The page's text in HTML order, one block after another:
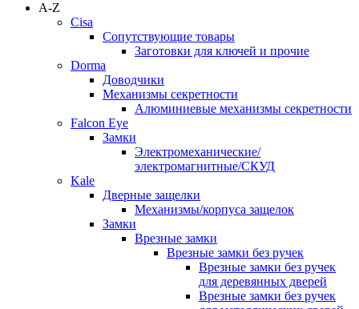
A-Z
Cisa
Сопутствующие товары
Заготовки для ключей и прочие
Dorma
Доводчики
Механизмы секретности
Алюминиевые механизмы секретности
Falcon Eye
Замки
Электромеханические/
электромагнитные/СКУД
Kale
Дверные защелки
Механизмы/корпуса защелок
Замки
Врезные замки
Врезные замки без ручек
Врезные замки без ручек
для деревянных дверей
Врезные замки без ручек